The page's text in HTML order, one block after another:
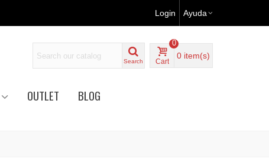
Login Ayuda
Search Cart
0
0 item(s)
OUTLET
BLOG